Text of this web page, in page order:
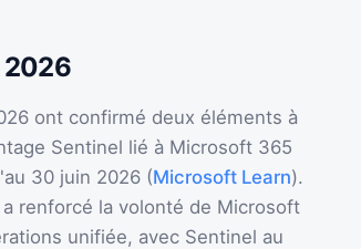
2026
ont confirmé deux éléments à
Sentinel lié à Microsoft 365
30 juin 2026 (Microsoft Learn).
renforcé la volonté de Microsoft
unifiée, avec Sentinel au